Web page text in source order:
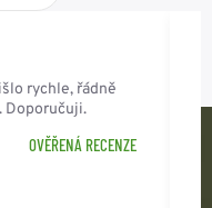
OVĚŘENÁ RECENZE
rychle, řádně
Doporučuji.